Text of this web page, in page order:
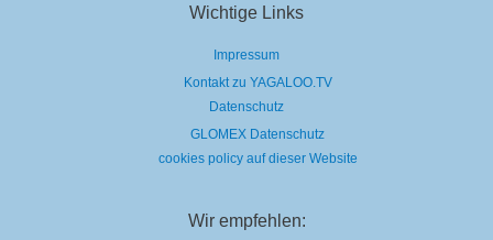
Wichtige Links
Impressum
Kontakt zu YAGALOO.TV
Datenschutz
GLOMEX Datenschutz
cookies policy auf dieser Website
Wir empfehlen: